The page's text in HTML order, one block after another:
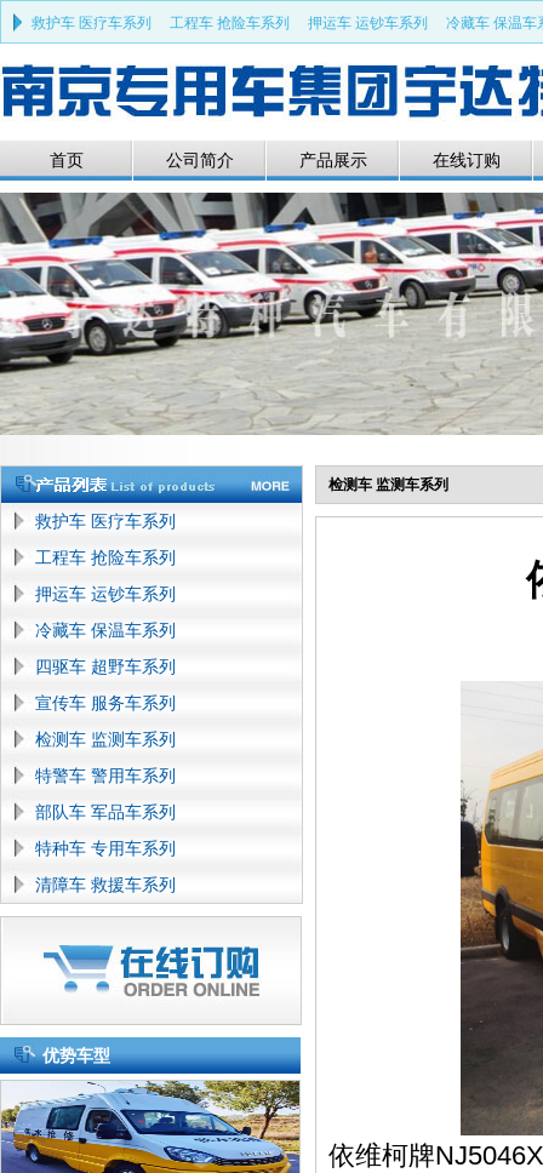
救护车 医疗车系列 工程车 抢险车系列 押运车 运钞车系列
冷藏车 保温车
首页 公司简介 产品展示 在线订购
救护车 医疗车系列
工程车 抢险车系列
押运车 运钞车系列
冷藏车 保温车系列
四驱车 超野车系列
宣传车 服务车系列
检测车 监测车系列
特警车 警用车系列
部队车 军品车系列
特种车 专用车系列
清障车 救援车系列
优势车型
检测车 监测车系列
依维柯牌